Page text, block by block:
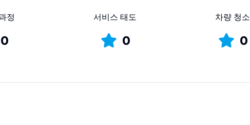
정
0
서비스 태도
0
차량 청소
0